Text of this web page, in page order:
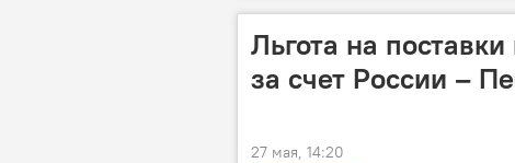
Льгота на
за счет России –
27 мая, 14:20